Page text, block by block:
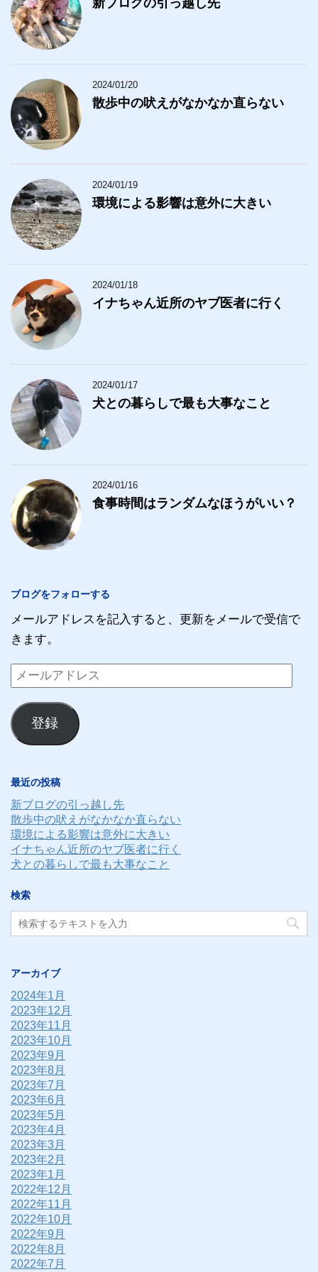
2024/01/20
散歩中の吠えがなかなか直らない
2024/01/19
環境による影響は意外に大きい
2024/01/18
イナちゃん近所のヤブ医者に行く
2024/01/17
犬との暮らしで最も大事なこと
2024/01/16
食事時間はランダムなほうがいい？
ブログをフォローする
メールアドレスを記入すると、更新をメールで受信で
きます。
メ
ー
ル
ア
ス
登録
最近の投稿
新ブログの引っ越し先
散歩中の吠えがなかなか直らない
環境による影響は意外に大きい
イナちゃん近所のヤブ医者に行く
犬との暮らしで最も大事なこと
検索
アーカイブ
2024年1月
2023年12月
2023年11月
2023年10月
2023年9月
2023年8月
2023年7月
2023年6月
2023年5月
2023年4月
2023年3月
2023年2月
2023年1月
2022年12月
2022年11月
2022年10月
2022年9月
2022年8月
2022年7月